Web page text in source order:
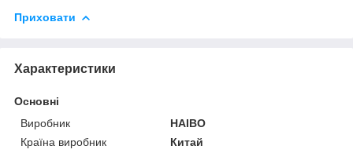
Приховати
Характеристики
Основні
Виробник
HAIBO
Країна виробник
Китай